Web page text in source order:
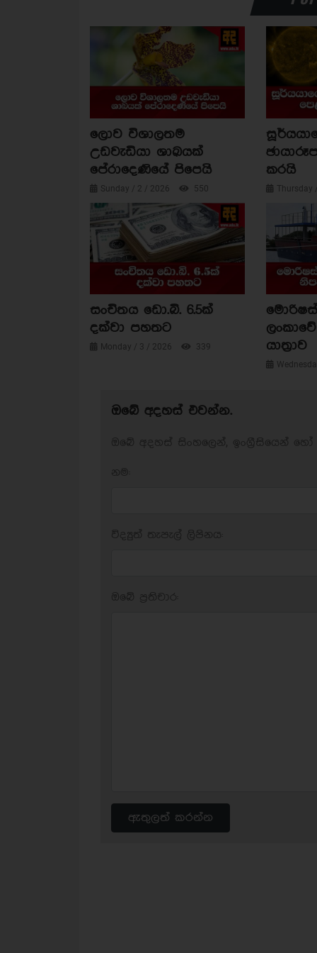
ලොව විශාලතම
උඩවැඩියා ශාඛයක්
පේරාදෙණියේ පිපෙයි
Sunday / 2 / 2026 550
කරයි
සංචිතය ඩො.බි. 6.5ක්
දක්වා පහතට
Monday / 3 / 2026 339
යාත්‍රාව
ඔබේ අදහස් එවන්න.
ඇතුලත් කරන්න